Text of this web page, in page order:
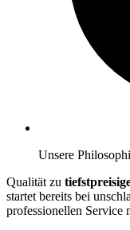
Unsere
Qualität zu
startet bereits bei
professionellen Service